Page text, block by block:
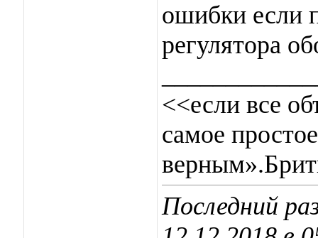
ошибки если
регулятора
<<если все
самое
Последний